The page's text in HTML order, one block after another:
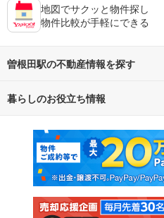
地図でサクッと物件探し
物件比較が手軽にできる
曽根田駅の不動産情報を探す
不動産・住宅
新築マンション
新築一戸建て
注文住宅
暮らしのお役立ち情報
マンションカタログ